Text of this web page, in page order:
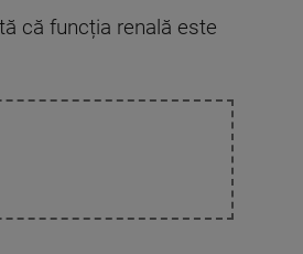
că funcția renală este